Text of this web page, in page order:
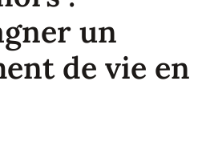
un
de vie en